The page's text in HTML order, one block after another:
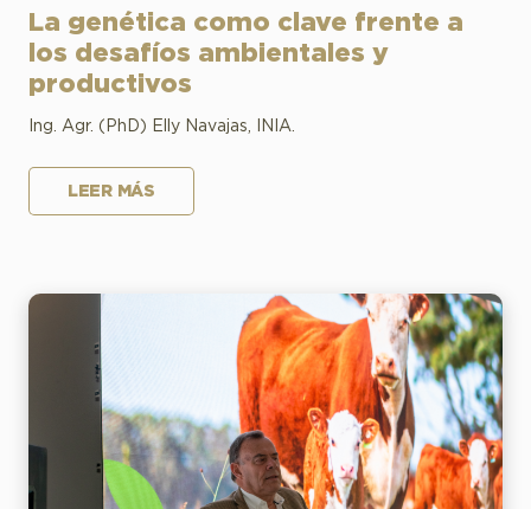
La genética como clave frente a
los desafíos ambientales y
productivos
Ing. Agr. (PhD) Elly Navajas, INIA.
LEER MÁS